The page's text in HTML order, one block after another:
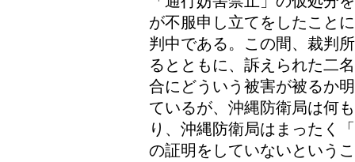
が不服申し立てをしたこと
判中である。この間、裁判
るとともに、訴えられた二
合にどういう被害が被るか
ているが、沖縄防衛局は何
り、沖縄防衛局はまったく
の証明をしていないという